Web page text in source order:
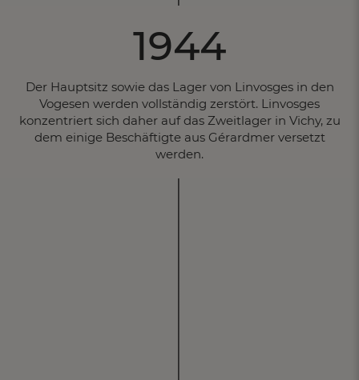
1944
Der Hauptsitz sowie das Lager von Linvosges in den
Vogesen werden vollständig zerstört. Linvosges
konzentriert sich daher auf das Zweitlager in Vichy, zu
dem einige Beschäftigte aus Gérardmer versetzt
werden.